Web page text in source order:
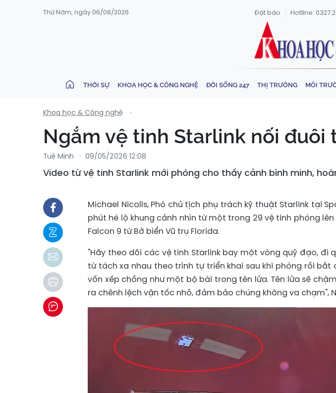
Thứ Năm, ngày 06/08/2026 Đặt báo Hotline:
THỜI SỰ KHOA HỌC & CÔNG NGHỆ ĐỜI SỐNG 247 THỊ TRƯỜNG MÔI
Khoa học & Công nghệ
Ngắm vệ tinh Starlink nối
Tuệ Minh 09/05/2026 12:08
Video từ vệ tinh Starlink mới phóng cho thấy cảnh bình minh,
Michael Nicolls, Phó chủ tịch phụ trách kỹ thuật Starlink tại
phút hé lộ khung cảnh nhìn từ một trong 29 vệ tinh phóng
Falcon 9 từ Bờ biển Vũ trụ Florida.
"Hãy theo dõi các vệ tinh Starlink bay một vòng quỹ đạo, đi
từ tách xa nhau theo trình tự triển khai sau khi phóng rồi
vốn xếp chồng như một bộ bài trong tên lửa. Tên lửa sẽ
ra chênh lệch vận tốc nhỏ, đảm bảo chúng không va chạm",